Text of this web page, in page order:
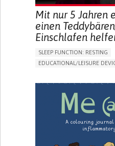
Mit nur 5 Jahren
einen
Einschlafen
SLEEP FUNCTION: RESTING
EDUCATIONAL/LEISURE
PEDIATRICS
PEDIATRIC